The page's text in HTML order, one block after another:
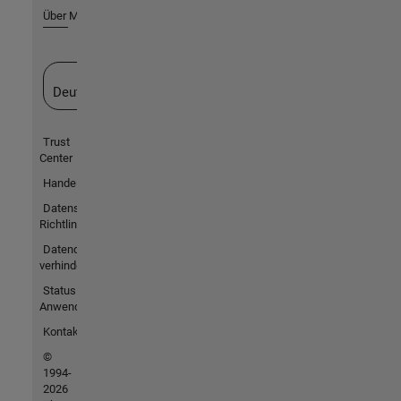
Über MathWorks
Deutschland
Trust
Center
Handelsmarken
Datenschutz-
Richtlinien
Datendiebstahl
verhindern
Status von
Anwendungen
Kontakt
©
1994-
2026